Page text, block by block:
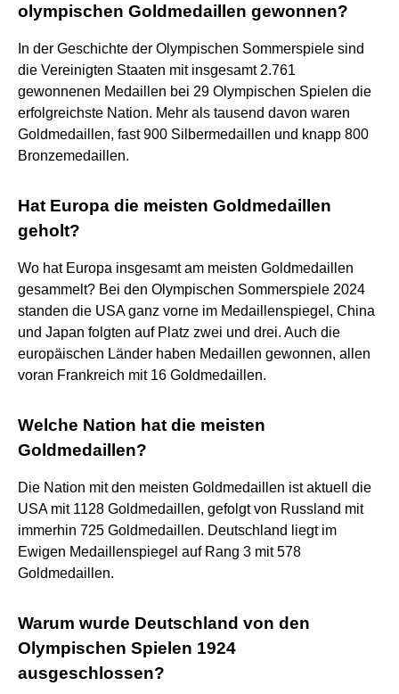
olympischen Goldmedaillen gewonnen?
In der Geschichte der Olympischen Sommerspiele sind
die Vereinigten Staaten mit insgesamt 2.761
gewonnenen Medaillen bei 29 Olympischen Spielen die
erfolgreichste Nation. Mehr als tausend davon waren
Goldmedaillen, fast 900 Silbermedaillen und knapp 800
Bronzemedaillen.
Hat Europa die meisten Goldmedaillen
geholt?
Wo hat Europa insgesamt am meisten Goldmedaillen
gesammelt? Bei den Olympischen Sommerspiele 2024
standen die USA ganz vorne im Medaillenspiegel, China
und Japan folgten auf Platz zwei und drei. Auch die
europäischen Länder haben Medaillen gewonnen, allen
voran Frankreich mit 16 Goldmedaillen.
Welche Nation hat die meisten
Goldmedaillen?
Die Nation mit den meisten Goldmedaillen ist aktuell die
USA mit 1128 Goldmedaillen, gefolgt von Russland mit
immerhin 725 Goldmedaillen. Deutschland liegt im
Ewigen Medaillenspiegel auf Rang 3 mit 578
Goldmedaillen.
Warum wurde Deutschland von den
Olympischen Spielen 1924
ausgeschlossen?